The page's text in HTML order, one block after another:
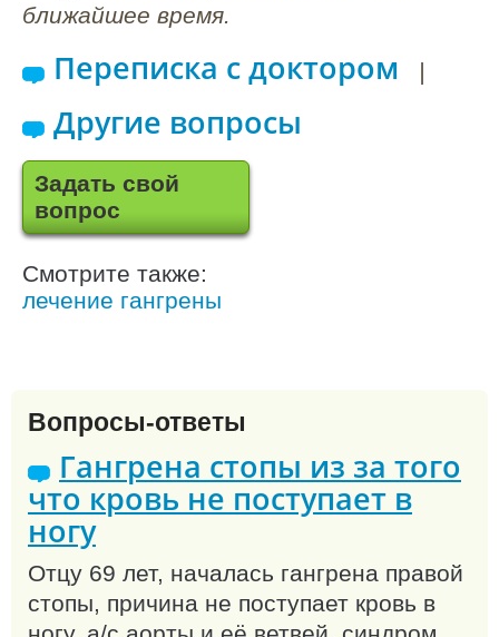
ближайшее время.
Переписка с доктором |
Другие вопросы
Задать свой
вопрос
Смотрите также:
лечение гангрены
Вопросы-ответы
Гангрена стопы из за того
что кровь не поступает в
ногу
Отцу 69 лет, началась гангрена правой
стопы, причина не поступает кровь в